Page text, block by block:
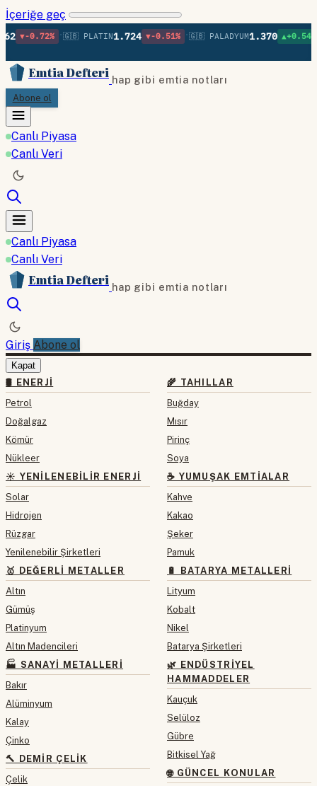
İçeriğe geç
• 🇬🇧 PLATIN1.724 ▼-0.51% • 🇬🇧 PALADYUM1.370 ▲+0.54% • 🇬🇧
Emtia Defteri hap gibi emtia notları
Abone ol
Canlı Piyasa
Canlı Veri
Canlı Piyasa
Canlı Veri
Emtia Defteri hap gibi emtia notları
Giriş Abone ol
Kapat
🛢 ENERJI
Petrol
Doğalgaz
Kömür
Nükleer
☀️ YENILENEBILIR ENERJI
Solar
Hidrojen
Rüzgar
Yenilenebilir Şirketleri
🥇 DEĞERLI METALLER
Altın
Gümüş
Platinyum
Altın Madencileri
🏭 SANAYI METALLERI
Bakır
Alüminyum
Kalay
Çinko
🔨 DEMIR ÇELIK
Çelik
🌾 TAHILLAR
Buğday
Mısır
Pirinç
Soya
☕ YUMUŞAK EMTIALAR
Kahve
Kakao
Şeker
Pamuk
🔋 BATARYA METALLERI
Lityum
Kobalt
Nikel
Batarya Şirketleri
🌿 ENDÜSTRIYEL
HAMMADDELER
Kauçuk
Selüloz
Gübre
Bitkisel Yağ
🌐 GÜNCEL KONULAR